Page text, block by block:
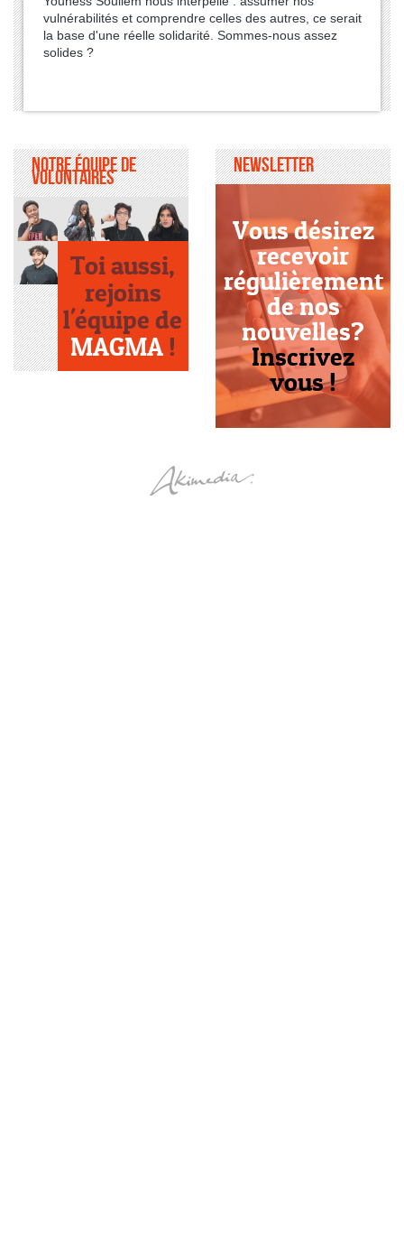
vulnérabilités et comprendre celles des autres, ce serait
la base d'une réelle solidarité. Sommes-nous assez
solides ?
Notre équipe de
volontaires
Toi aussi,
rejoins
l'équipe de
MAGMA !
Newsletter
Vous désirez
recevoir
régulièrement
de nos
nouvelles?
Inscrivez
vous !